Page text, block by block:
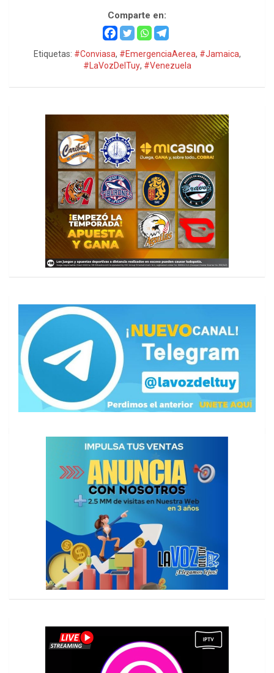
Comparte en:
Etiquetas: #Conviasa, #EmergenciaAerea, #Jamaica,
#LaVozDelTuy, #Venezuela